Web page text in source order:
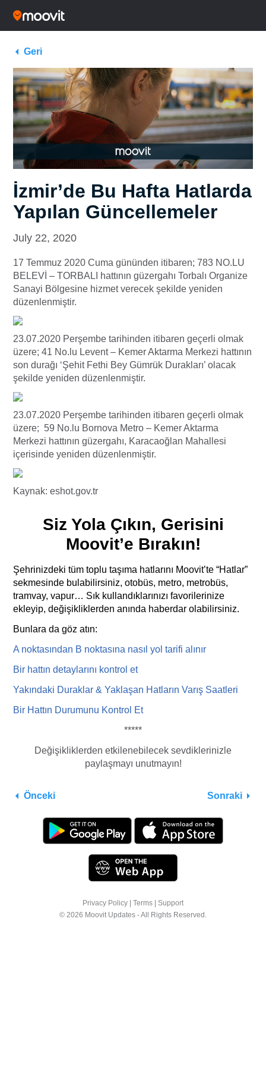
Geri
İzmir’de Bu Hafta Hatlarda
Yapılan Güncellemeler
July 22, 2020
17 Temmuz 2020 Cuma gününden itibaren; 783 NO.LU
BELEVİ – TORBALI hattının güzergahı Torbalı Organize
Sanayi Bölgesine hizmet verecek şekilde yeniden
düzenlenmiştir.
23.07.2020 Perşembe tarihinden itibaren geçerli olmak
üzere; 41 No.lu Levent – Kemer Aktarma Merkezi hattının
son durağı ‘Şehit Fethi Bey Gümrük Durakları’ olacak
şekilde yeniden düzenlenmiştir.
23.07.2020 Perşembe tarihinden itibaren geçerli olmak
üzere; 59 No.lu Bornova Metro – Kemer Aktarma
Merkezi hattının güzergahı, Karacaoğlan Mahallesi
içerisinde yeniden düzenlenmiştir.
Kaynak: eshot.gov.tr
Siz Yola Çıkın, Gerisini
Moovit’e Bırakın!
Şehrinizdeki tüm toplu taşıma hatlarını Moovit’te “Hatlar”
sekmesinde bulabilirsiniz, otobüs, metro, metrobüs,
tramvay, vapur… Sık kullandıklarınızı favorilerinize
ekleyip, değişikliklerden anında haberdar olabilirsiniz.
Bunlara da göz atın:
A noktasından B noktasına nasıl yol tarifi alınır
Bir hattın detaylarını kontrol et
Yakındaki Duraklar & Yaklaşan Hatların Varış Saatleri
Bir Hattın Durumunu Kontrol Et
*****
Değişikliklerden etkilenebilecek sevdiklerinizle
paylaşmayı unutmayın!
Önceki Sonraki
Privacy Policy Terms
Support
© 2026 Moovit Updates - All Rights Reserved.